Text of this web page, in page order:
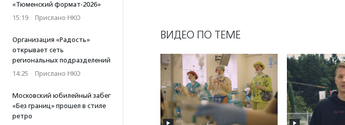
«Тюменский формат-2026»
15:19 · Прислано НКО
Организация «Радость»
открывает сеть
региональных подразделений
14:25 · Прислано НКО
Московский юбилейный забег
«Без границ» прошел в стиле
ретро
ВИДЕО ПО ТЕМЕ